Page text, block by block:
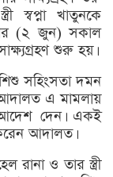
স্বপ্না খাতুনকে
(২ জুন) সকাল
শুরু হয়।
সহিংসতা দমন
আদালত এ মামলায়
দেন। একই
আদালত।
ও তার স্ত্রী